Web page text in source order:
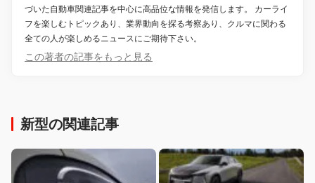
づいた自動車関連記事を中心に高品位な情報を発信します。 カーライ
フを楽しむトピックあり、業界動向を探る考察あり、クルマに関わる
全ての人が楽しめるニュースにご期待下さい。
この著者の記事をもっと見る
新型の関連記事